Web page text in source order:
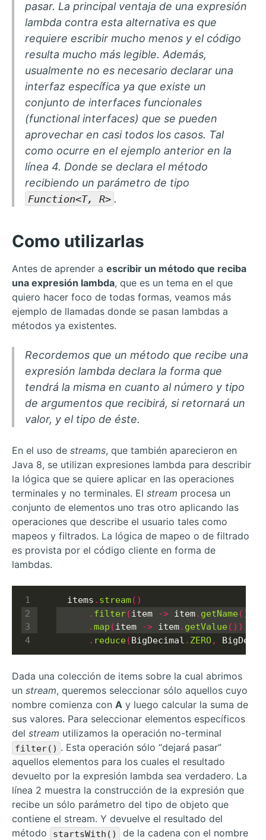
pasar. La principal ventaja de una expresión
lambda contra esta alternativa es que
requiere escribir mucho menos y el código
resulta mucho más legible. Además,
usualmente no es necesario declarar una
interfaz específica ya que existe un
conjunto de interfaces funcionales
(functional interfaces) que se pueden
aprovechar en casi todos los casos. Tal
como ocurre en el ejemplo anterior en la
línea 4. Donde se declara el método
recibiendo un parámetro de tipo
Function<T, R> .
Como utilizarlas
Antes de aprender a escribir un método que reciba
una expresión lambda, que es un tema en el que
quiero hacer foco de todas formas, veamos más
ejemplo de llamadas donde se pasan lambdas a
métodos ya existentes.
Recordemos que un método que recibe una
expresión lambda declara la forma que
tendrá la misma en cuanto al número y tipo
de argumentos que recibirá, si retornará un
valor, y el tipo de éste.
En el uso de streams, que también aparecieron en
Java 8, se utilizan expresiones lambda para describir
la lógica que se quiere aplicar en las operaciones
terminales y no terminales. El stream procesa un
conjunto de elementos uno tras otro aplicando las
operaciones que describe el usuario tales como
mapeos y filtrados. La lógica de mapeo o de filtrado
es provista por el código cliente en forma de
lambdas.
  items
. stream()
. filter(item -> item. getName ().
.map (item -> item. getValue ())
. reduce(BigDecimal . ZERO,
Dada una colección de items sobre la cual abrimos
un stream, queremos seleccionar sólo aquellos cuyo
nombre comienza con A y luego calcular la suma de
sus valores. Para seleccionar elementos específicos
del stream utilizamos la operación no-terminal
filter() . Esta operación sólo “dejará pasar”
aquellos elementos para los cuales el resultado
devuelto por la expresión lambda sea verdadero. La
línea 2 muestra la construcción de la expresión que
recibe un sólo parámetro del tipo de objeto que
contiene el stream. Y devuelve el resultado del
método
startsWith()
de la cadena con el nombre